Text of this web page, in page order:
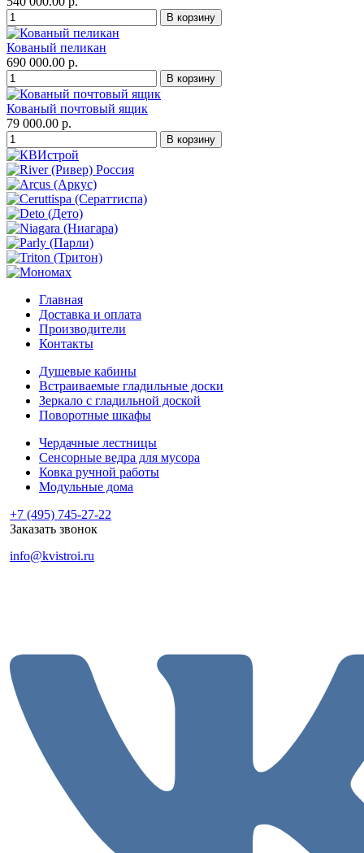
Кованый пеликан
690 000.00 р.
Кованый почтовый ящик
79 000.00 р.
Главная
Доставка и оплата
Производители
Контакты
Душевые кабины
Встраиваемые гладильные доски
Зеркало с гладильной доской
Поворотные шкафы
Чердачные лестницы
Сенсорные ведра для мусора
Ковка ручной работы
Модульные дома
+7 (495) 745-27-22
Заказать звонок
info@kvistroi.ru